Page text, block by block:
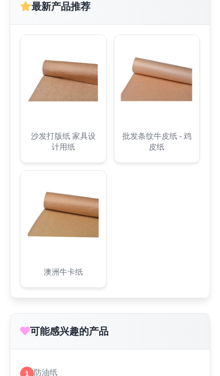
最新产品推荐
沙发打版纸 家具设
计用纸
批发条纹牛皮纸 - 鸡
皮纸
澳洲牛卡纸
可能感兴趣的产品
1 防油纸